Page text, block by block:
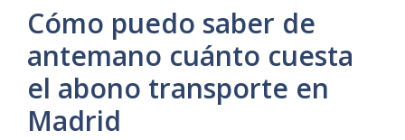
Cómo puedo saber de
antemano cuánto cuesta
el abono transporte en
Madrid